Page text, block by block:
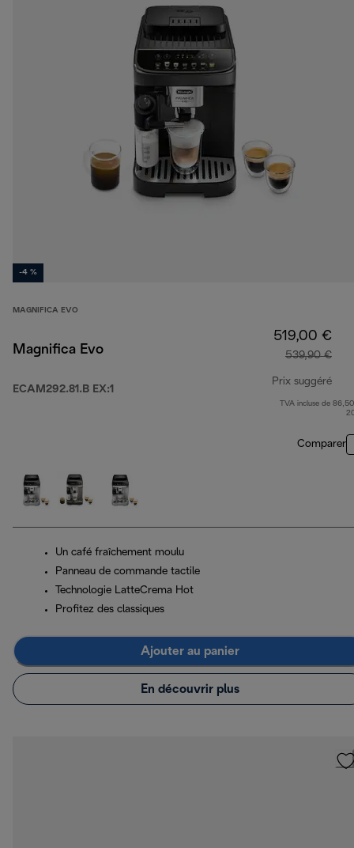
-4 %
MAGNIFICA EVO
Magnifica Evo
ECAM292.81.B EX:1
519,00 €
539,90 €
Prix suggéré
TVA incluse de
Comparer
Un café fraîchement moulu
Panneau de commande tactile
Technologie LatteCrema Hot
Profitez des classiques
Ajouter au panier
En découvrir plus